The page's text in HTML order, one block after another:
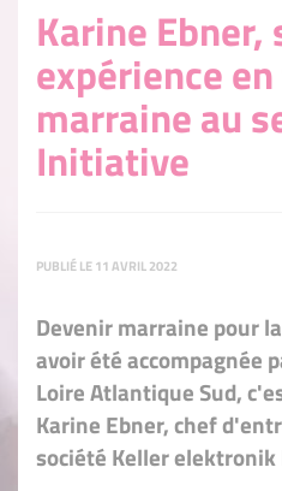
Karine Ebner,
expérience
marraine au
Initiative
PUBLIÉ LE 11 AVRIL 2022
Devenir marraine pour
avoir été accompagnée
Loire Atlantique Sud,
Karine Ebner, chef
société Keller elektronik